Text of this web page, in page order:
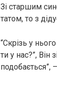
Зі старшим
татом, то з
“Скрізь у
ти у нас?”, Він
подобається”,